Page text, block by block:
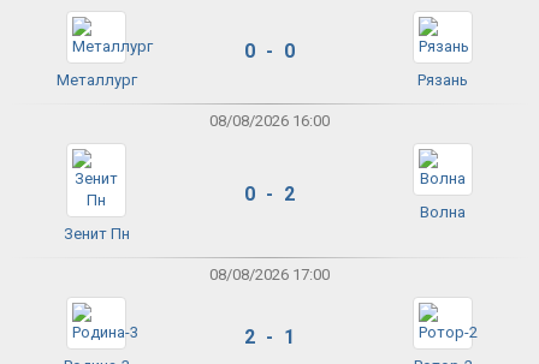
Металлург
0 - 0
Рязань
08/08/2026 16:00
Зенит Пн
0 - 2
Волна
08/08/2026 17:00
2 - 1